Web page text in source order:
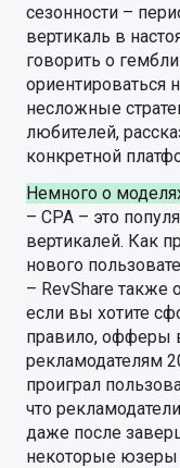
сезонности –
вертикаль в
говорить о
ориентироваться
несложные
любителей,
конкретной
Немного о
– CPA – это
вертикалей. Как
нового
– RevShare также
если вы хотите
правило, офферы
рекламодателям
проиграл
что
даже после
некоторые юзеры